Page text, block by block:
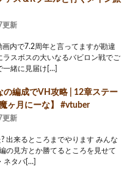
更新
内で7.2周年と言ってますが勘違
ラスボスの大いなるバビロン戦でご
一緒に見届け[…]
の編成でVH攻略 | 12章ステー
ヶ月にーな】 #vtuber
更新
出来るところまでやります みんな
の見方とか勝てるところを見せて
ネタバ[…]